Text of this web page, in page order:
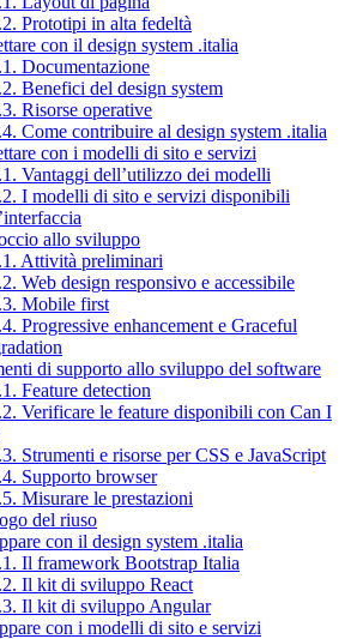
Prototipi in alta fedeltà
con il design system .italia
Documentazione
Benefici del design system
Risorse operative
Come contribuire al design system .italia
con i modelli di sito e servizi
Vantaggi dell’utilizzo dei modelli
I modelli di sito e servizi disponibili
allo sviluppo
Attività preliminari
Web design responsivo e accessibile
Mobile first
Progressive enhancement e Graceful
di supporto allo sviluppo del software
Feature detection
Verificare le feature disponibili con Can I
Strumenti e risorse per CSS e JavaScript
Supporto browser
Misurare le prestazioni
del riuso
con il design system .italia
Il framework Bootstrap Italia
Il kit di sviluppo React
Il kit di sviluppo Angular
con i modelli di sito e servizi